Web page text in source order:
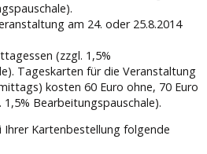
am 24. oder 25.8.2014
(zzgl. 1,5%
Tageskarten für die Veranstaltung
kosten 60 Euro ohne, 70 Euro
Bearbeitungspauschale).
Ihrer Kartenbestellung folgende